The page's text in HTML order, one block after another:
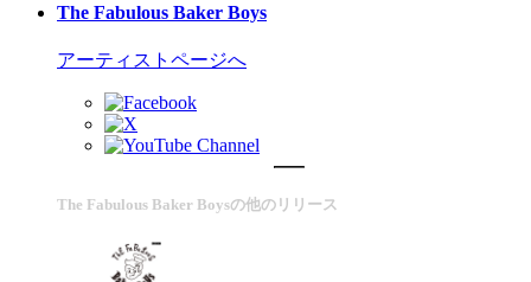
The Fabulous Baker Boys
アーティストページへ
The Fabulous Baker Boysの他のリリース